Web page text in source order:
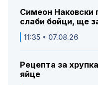
Симеон Наковски
слаби бойци, ще
11:35 • 07.08.26
Рецепта за
яйце